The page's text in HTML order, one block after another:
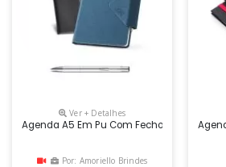
Ver + Detalhes
Agenda A5 Em Pu Com Fecho Magnético.
Por: Amoriello Brindes